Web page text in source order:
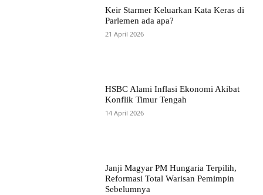
Keir Starmer Keluarkan Kata Keras di
Parlemen ada apa?
21 April 2026
HSBC Alami Inflasi Ekonomi Akibat
Konflik Timur Tengah
14 April 2026
Janji Magyar PM Hungaria Terpilih,
Reformasi Total Warisan Pemimpin
Sebelumnya